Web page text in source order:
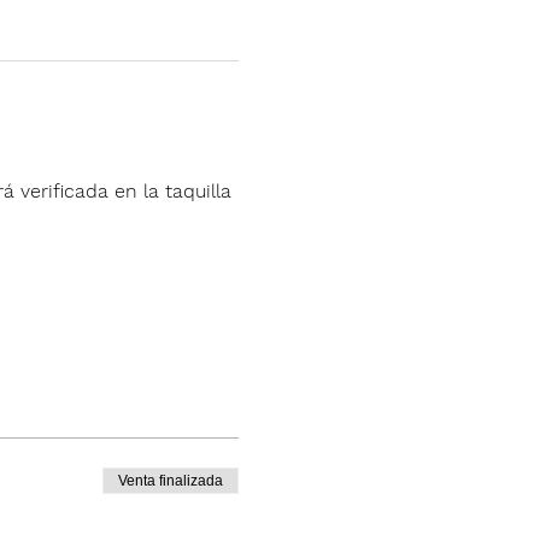
verificada en la taquilla
Venta finalizada